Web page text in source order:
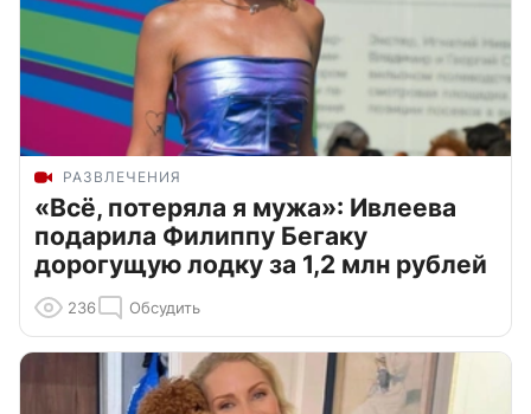
РАЗВЛЕЧЕНИЯ
«Всё, потеряла я мужа»: Ивлеева
подарила Филиппу Бегаку
дорогущую лодку за 1,2 млн рублей
236 Обсудить